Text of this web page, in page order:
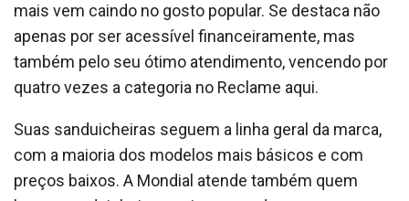
mais vem caindo no gosto popular. Se destaca não
apenas por ser acessível financeiramente, mas
também pelo seu ótimo atendimento, vencendo por
quatro vezes a categoria no Reclame aqui.
Suas sanduicheiras seguem a linha geral da marca,
com a maioria dos modelos mais básicos e com
preços baixos. A Mondial atende também quem